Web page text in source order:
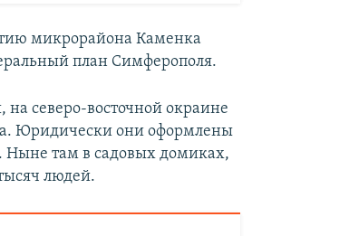
микрорайона Каменка
план Симферополя.
северо-восточной окраине
Юридически они оформлены
Ныне там в садовых домиках,
людей.